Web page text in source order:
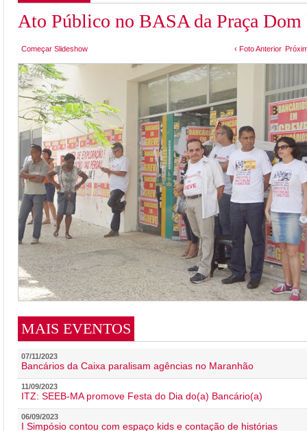
Ato Público no BASA da Praça Dom
Começar Slideshow ‹ Foto Anterior
MAIS EVENTOS
07/11/2023
Bancários da Caixa paralisam agências no Maranhão
11/09/2023
ITZ: SEEB-MA promove Festa do Dia do(a) Bancário(a)
06/09/2023
I Simpósio contou com espaço kids e contação de histórias